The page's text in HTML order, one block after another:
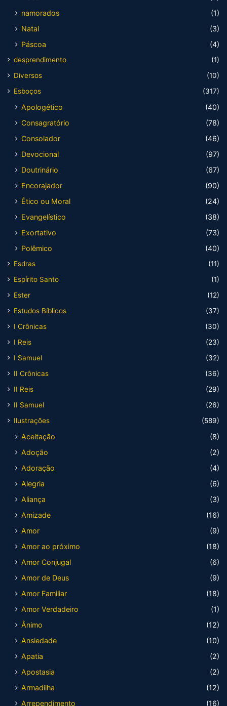
namorados
(1)
Natal
(3)
Páscoa
(4)
desprendimento
(1)
Diversos
(10)
Esboços
(317)
Apologético
(40)
Consagratório
(78)
Consolador
(46)
Devocional
(97)
Doutrinário
(67)
Encorajador
(90)
Ético ou Moral
(24)
Evangelístico
(38)
Exortativo
(73)
Polêmico
(40)
Esdras
(11)
Espírito Santo
(1)
Ester
(12)
Estudos Bíblicos
(37)
I Crônicas
(30)
I Reis
(23)
I Samuel
(32)
II Crônicas
(36)
II Reis
(29)
II Samuel
(26)
Ilustrações
(589)
Aceitação
(8)
Adoção
(2)
Adoração
(4)
Alegria
(6)
Aliança
(3)
Amizade
(16)
Amor
(9)
Amor ao próximo
(18)
Amor Conjugal
(6)
Amor de Deus
(9)
Amor Familiar
(18)
Amor Verdadeiro
(1)
Ânimo
(12)
Ansiedade
(10)
Apatia
(2)
Apostasia
(2)
Armadilha
(12)
Arrependimento
(16)